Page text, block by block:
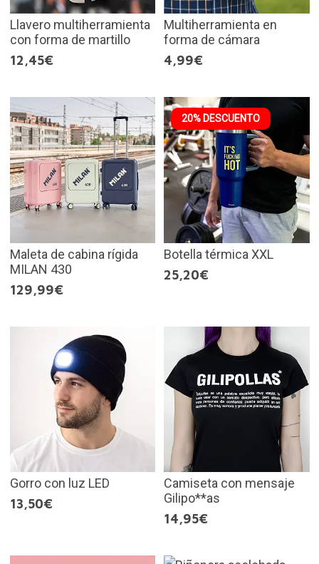
Llavero multiherramienta
con forma de martillo
12,45€
Multiherramienta en
forma de cámara
4,99€
Maleta de cabina rígida
MILAN 430
129,99€
20% DESCUENTO
Botella térmica XXL
25,20€
Gorro con luz LED
13,50€
Camiseta con mensaje
Gilipo**as
14,95€